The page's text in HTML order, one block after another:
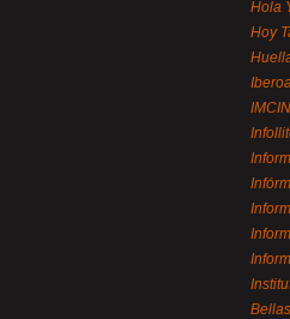
Hola
Hoy